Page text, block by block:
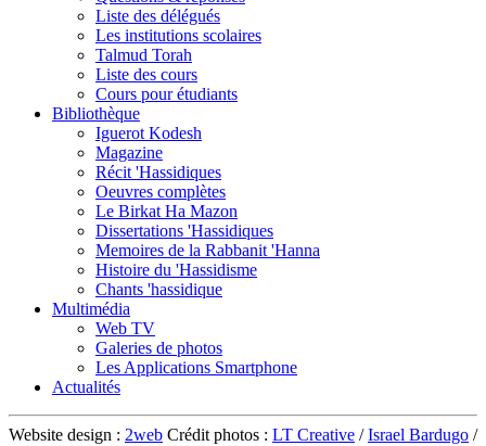
Liste des délégués
Les institutions scolaires
Talmud Torah
Liste des cours
Cours pour étudiants
Bibliothèque
Iguerot Kodesh
Magazine
Récit 'Hassidiques
Oeuvres complètes
Le Birkat Ha Mazon
Dissertations 'Hassidiques
Memoires de la Rabbanit 'Hanna
Histoire du 'Hassidisme
Chants 'hassidique
Multimédia
Web TV
Galeries de photos
Les Applications Smartphone
Actualités
Website design : 2web Crédit photos : LT Creative /Israel Bardugo /